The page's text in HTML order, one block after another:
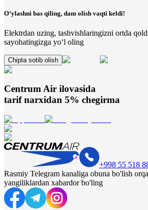
O‘ylashni bas qiling, dam olish vaqti keldi!
Elektrdan uzing, tashvishlaringizni ortda
sayohatingizga yo‘l oling
Chipta sotib olish
Centrum Air ilovasida
tarif narxidan 5% chegirma
+998 55 518
Rasmiy Telegram kanaliga obuna bo'lish
yangiliklardan xabardor bo'ling